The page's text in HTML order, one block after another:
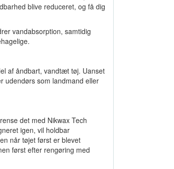
blive reduceret, og få dig
vandabsorption, samtidig
af åndbart, vandtæt tøj. Uanset
udendørs som landmand eller
det med Nikwax Tech
igen, vil holdbar
når tøjet først er blevet
først efter rengøring med